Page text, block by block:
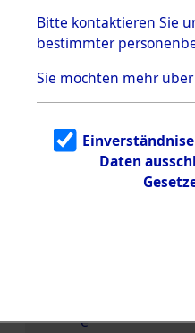
5.3.1 Alliierte
Erhebungen
zu
Todesmärsch
en
5.3.2
g
5.3.3
Todesmärsch
e
Bitte kontaktieren Sie
bestimmter
Sie möchten mehr
Daten